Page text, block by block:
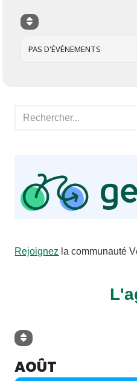
PAS D'ÉVÈNEMENTS
Rejoignez la communauté
AOÛT